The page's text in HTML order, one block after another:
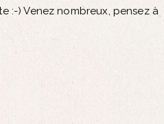
:-) Venez nombreux, pensez à